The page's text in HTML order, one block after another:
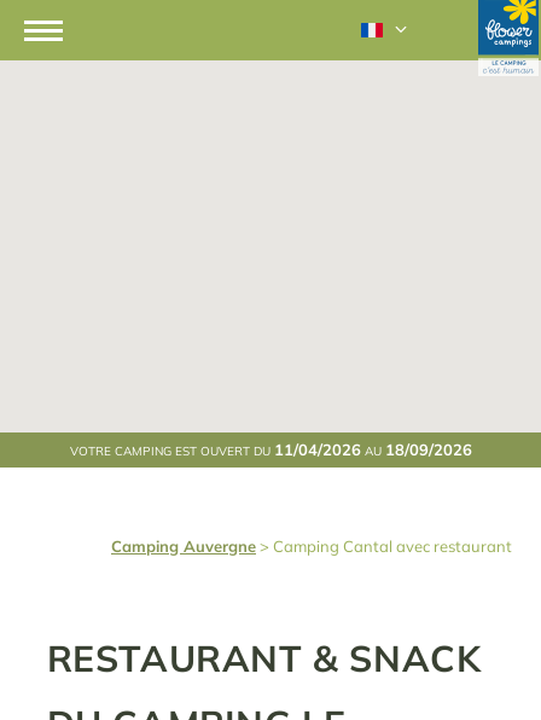
VOTRE CAMPING EST OUVERT DU 11/04/2026AU 18/09/2026
Camping Auvergne> Camping Cantal avec restaurant
RESTAURANT & SNACK